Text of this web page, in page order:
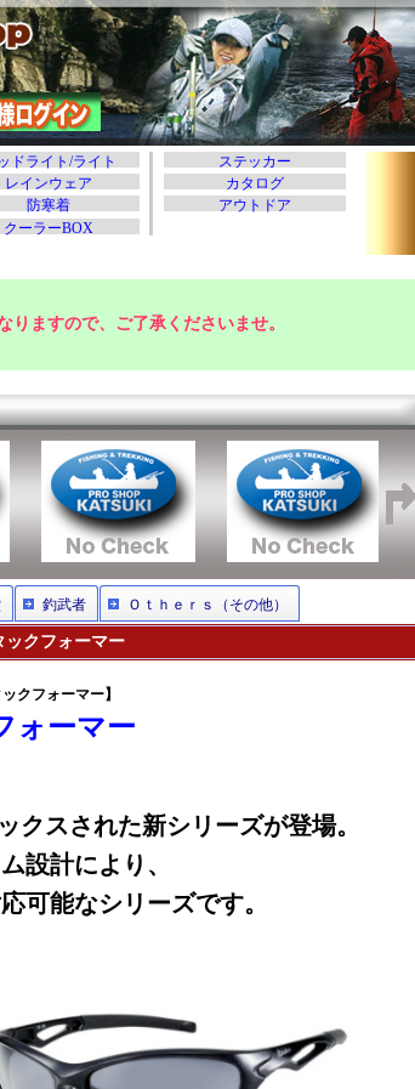
ますので、ご了承くださいませ。
釣武者 Ｏｔｈｅｒｓ（その他）
クフォーマー
クフォーマー】
ォーマー
クスされた新シリーズが登場。
設計により、
可能なシリーズです。